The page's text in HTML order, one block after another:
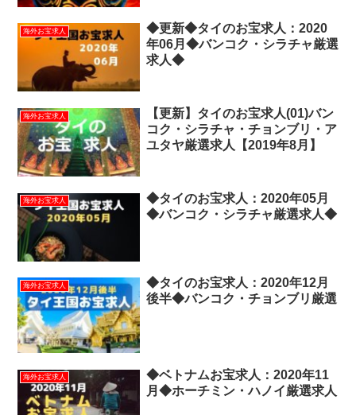
海外お宝求人
◆更新◆タイのお宝求人：2020
年06月◆バンコク・シラチャ厳選
求人◆
海外お宝求人
【更新】タイのお宝求人(01)バン
コク・シラチャ・チョンブリ・ア
ユタヤ厳選求人【2019年8月】
海外お宝求人
◆タイのお宝求人：2020年05月
◆バンコク・シラチャ厳選求人◆
海外お宝求人
◆タイのお宝求人：2020年12月
後半◆バンコク・チョンブリ厳選
海外お宝求人
◆ベトナムお宝求人：2020年11
月◆ホーチミン・ハノイ厳選求人